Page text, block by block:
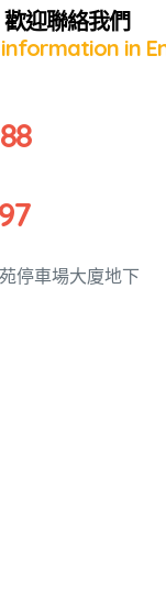
迎聯絡我們
in
停車場大廈地下